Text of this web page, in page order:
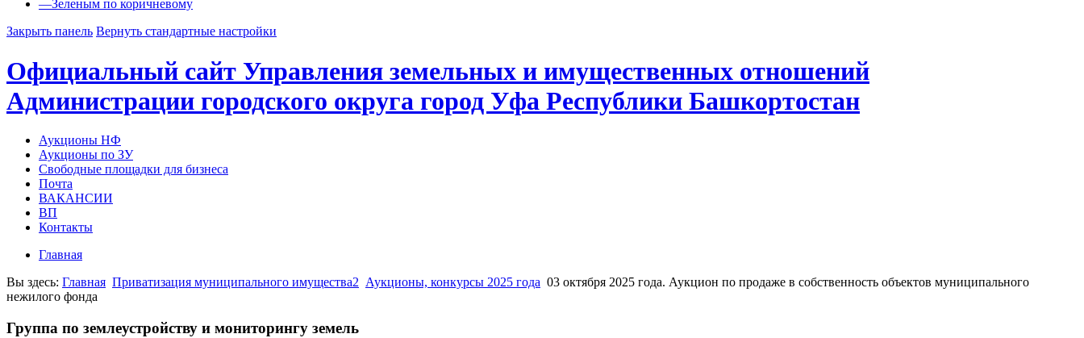
—Зеленым по коричневому
Закрыть панель Вернуть стандартные настройки
Официальный сайт Управления земельных и имущественных отношений
Администрации городского округа город Уфа Республики Башкортостан
Аукционы НФ
Аукционы по ЗУ
Свободные площадки для бизнеса
Почта
ВАКАНСИИ
ВП
Контакты
Главная
Вы здесь: Главная Приватизация муниципального имущества2 Аукционы, конкурсы 2025 года 03 октября 2025 года. Аукцион по продаже в собственность объектов муниципального
нежилого фонда
Группа по землеустройству и мониторингу земель